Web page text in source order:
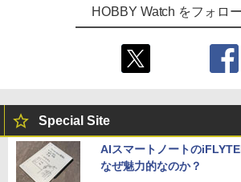
HOBBY Watch をフォロ
Special Site
AIスマートノートの
なぜ魅力的なのか？